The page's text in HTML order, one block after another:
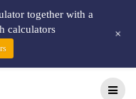
together with a
calculators
+